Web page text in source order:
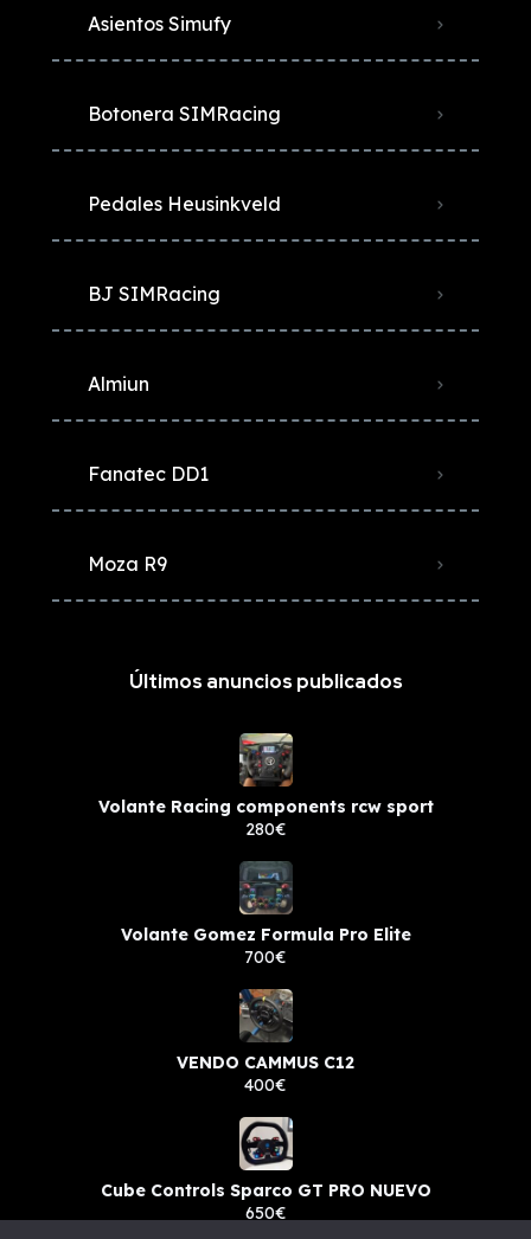
Asientos Simufy
Botonera SIMRacing
Pedales Heusinkveld
BJ SIMRacing
Almiun
Fanatec DD1
Moza R9
Últimos anuncios publicados
Volante Racing components rcw sport
280€
Volante Gomez Formula Pro Elite
700€
VENDO CAMMUS C12
400€
Cube Controls Sparco GT PRO NUEVO
650€